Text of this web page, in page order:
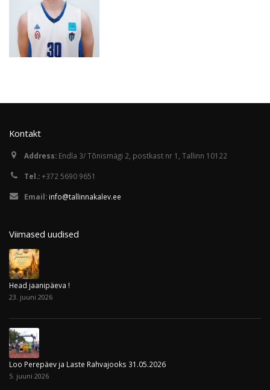
Kontakt
Address: Endla 3/ Tõnismägi 2, postkast nr 1, Tallinn 10122
Tel.:+372 5690 9651
Email: info@tallinnakalev.ee
Viimased uudised
Head jaanipäeva !
23. juuni 2026
Loo Perepäev ja Laste Rahvajooks 31.05.2026
5. juuni 2026